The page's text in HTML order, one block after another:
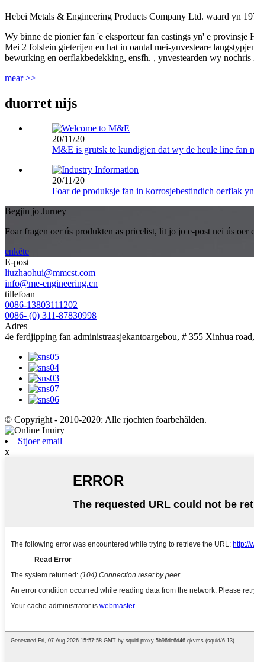
Hebei Metals & Engineering Products Company Ltd. waard yn
Wy binne de pionier fan 'e eksporteur fan castings yn' e provinsje
Mei 2 folslein gieterijen en hat in oantal mei-ynvesteare
bewurking en oerflakbedekking, ensfh. , ynvestearden wy
mear >>
duorret nijs
20/11/20
M&E is grutsk te kundigjen dat wy de heule line fan
20/11/20
Foar de produksje fan in korrosjebestindich oerflak
Begjin jo Jurney
Foar fragen oer ús produkten as pricelist, lit jo jo e-post nei ús
enkête
E-post
liuzhaohui@mmcst.com
info@me-engineering.cn
tillefoan
0086-13803111202
0086- (0) 311-87830998
Adres
4e ferdjipping fan administraasjekantoargebou, # 355 Xinhua
© Copyright - 2010-2020: Alle rjochten foarbehâlden.
Stjoer email
x